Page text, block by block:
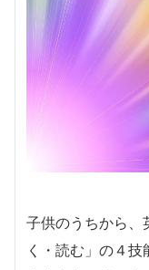
子供のうちから、
く・読む」の４